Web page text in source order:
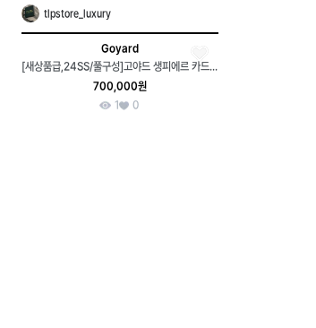
tlpstore_luxury
Goyard
[새상품급,24SS/풀구성]고야드 생피에르 카드 홀더 지갑 그레이
700,000원
1
0